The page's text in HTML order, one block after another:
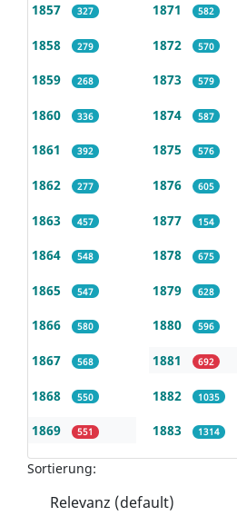
1857 327
1858 279
1859 268
1860 336
1861 392
1862 277
1863 457
1864 548
1865 547
1866 580
1867 568
1868 550
1869 551
1871 582
1872 570
1873 579
1874 587
1875 576
1876 605
1877 154
1878 675
1879 628
1880 596
1881 692
1882 1035
1883 1314
Sortierung: